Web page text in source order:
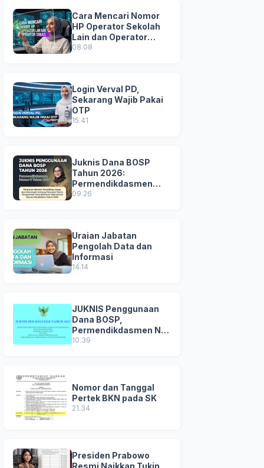
Cara Mencari Nomor
HP Operator Sekolah
Lain dan Operator
Dinas di SDM Data
08.08
Login Verval PD,
Sekarang Wajib Pakai
OTP
15.41
Juknis Dana BOSP
Tahun 2026:
Permendikdasmen
Nomor 8 Tahun 2026
09.26
Uraian Jabatan
Pengolah Data dan
Informasi
14.14
JUKNIS Penggunaan
Dana BOSP,
Permendikdasmen No
8 Tahun 2025
10.39
Nomor dan Tanggal
Pertek BKN pada SK
21.34
Presiden Prabowo
Resmi Naikkan Tukin